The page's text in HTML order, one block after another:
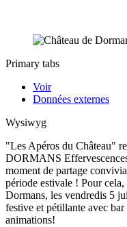
Primary tabs
Voir
Données externes
Wysiwyg
"Les Apéros du Château"
DORMANS
moment de partage
période estivale ! Pour
Dormans, les vendredis 5
festive et pétillante avec
animations!